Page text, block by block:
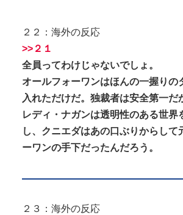
２２：海外の反応
>>２１
全員ってわけじゃないでしょ。
オールフォーワンはほんの一握りの
入れただけだ。独裁者は安全第一だ
レディ・ナガンは透明性のある世界
し、クニエダはあの口ぶりからして
ーワンの手下だったんだろう。
２３：海外の反応